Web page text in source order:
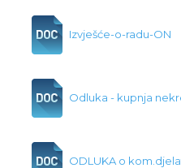
Izvješće-o-radu-ON
Odluka - kupnja
ODLUKA o